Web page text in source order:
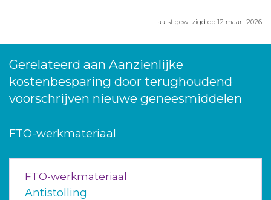
Laatst gewijzigd op 12 maart 2026
Gerelateerd aan Aanzienlijke
kostenbesparing door terughoudend
voorschrijven nieuwe geneesmiddelen
FTO-werkmateriaal
FTO-werkmateriaal
Antistolling